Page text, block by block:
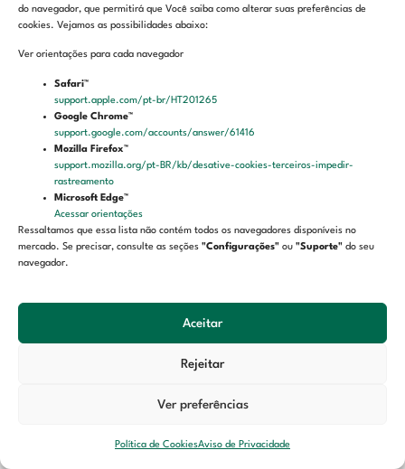
do navegador, que permitirá que Você saiba como alterar suas preferências de
cookies. Vejamos as possibilidades abaixo:
Ver orientações para cada navegador
Safari™
support.apple.com/pt-br/HT201265
Google Chrome™
support.google.com/accounts/answer/61416
Mozilla Firefox™
support.mozilla.org/pt-BR/kb/desative-cookies-terceiros-impedir-
rastreamento
Microsoft Edge™
Acessar orientações
Ressaltamos que essa lista não contém todos os navegadores disponíveis no
mercado. Se precisar, consulte as seções "Configurações" ou "Suporte" do seu
navegador.
Aceitar
Rejeitar
Ver preferências
Política de CookiesAviso de Privacidade
Contato
Endereço: Rua Dragão do Mar, 160 – Praia de Iracema
CEP: 60.060-195
Fortaleza – Ceará
LGPD
Aviso de privacidade
Termos de uso